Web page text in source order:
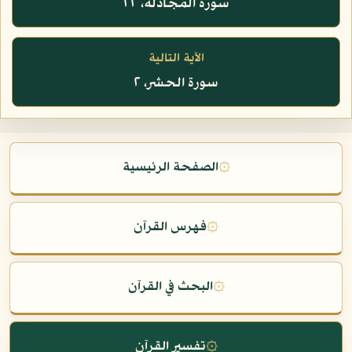
سورة المجادلة، ٢٢
الآية التالية
سورة الحشر، ٢
۞الصفحة الرئيسية
۞فهرس القرآن
۞البحث في القرآن
۞تفسير القرآن